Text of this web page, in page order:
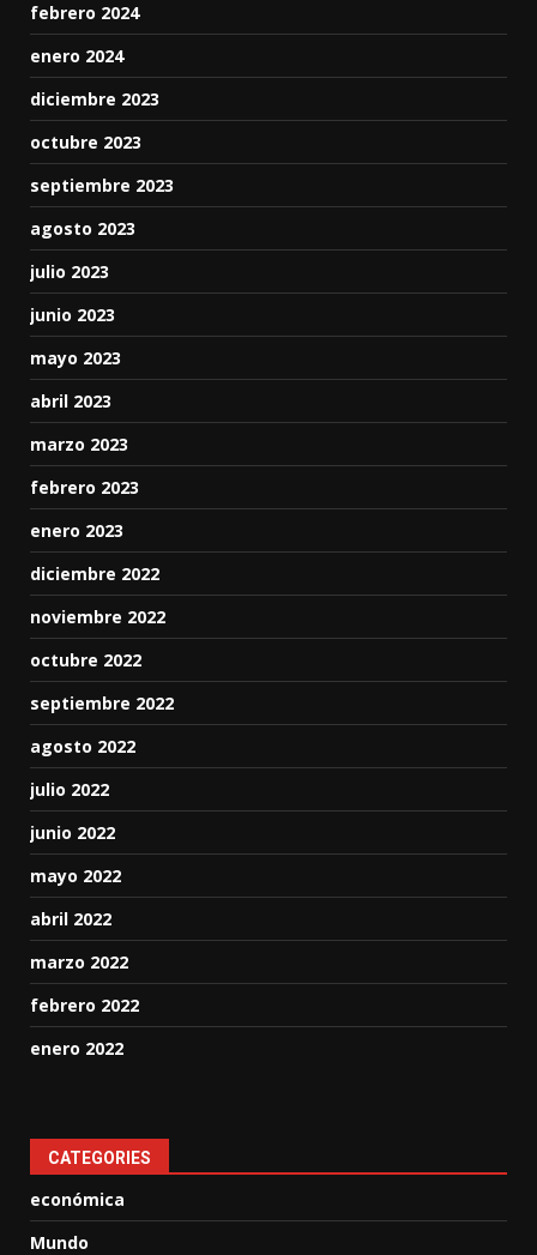
febrero 2024
enero 2024
diciembre 2023
octubre 2023
septiembre 2023
agosto 2023
julio 2023
junio 2023
mayo 2023
abril 2023
marzo 2023
febrero 2023
enero 2023
diciembre 2022
noviembre 2022
octubre 2022
septiembre 2022
agosto 2022
julio 2022
junio 2022
mayo 2022
abril 2022
marzo 2022
febrero 2022
enero 2022
CATEGORIES
económica
Mundo